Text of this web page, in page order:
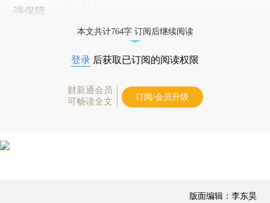
强保障。
本文共计764字 订阅后继续阅读
登录 后获取已订阅的阅读权限
财新通会员
可畅读全文
订阅/会员升级
版面编辑：李东昊